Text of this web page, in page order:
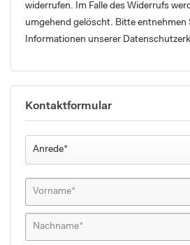
widerrufen. Im Falle des Widerrufs
umgehend gelöscht. Bitte entnehmen
Informationen unserer
Kontaktformular